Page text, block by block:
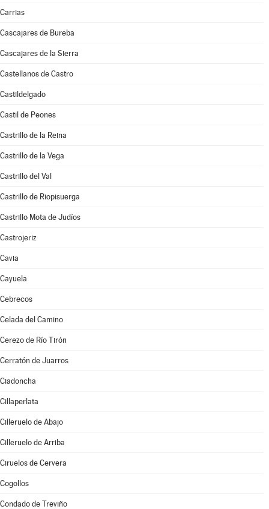
Carrias
Cascajares de Bureba
Cascajares de la Sierra
Castellanos de Castro
Castildelgado
Castil de Peones
Castrillo de la Reina
Castrillo de la Vega
Castrillo del Val
Castrillo de Riopisuerga
Castrillo Mota de Judíos
Castrojeriz
Cavia
Cayuela
Cebrecos
Celada del Camino
Cerezo de Río Tirón
Cerratón de Juarros
Ciadoncha
Cillaperlata
Cilleruelo de Abajo
Cilleruelo de Arriba
Ciruelos de Cervera
Cogollos
Condado de Treviño